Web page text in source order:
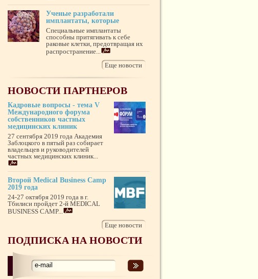
Ученые разработали
имплантаты, которые
Специальные имплантаты
способны притягивать к себе
раковые клетки, предотвращая их
распространение...
Еще новости
НОВОСТИ ПАРТНЕРОВ
Кадровые вопросы - тема V
Международного форума
собственников частных
медицинских клиник
27 сентября 2019 года Академия
Заблоцкого в пятый раз собирает
владельцев и руководителей
частных медицинских клиник...
Второй Medical Business Camp
2019 года
24-27 октября 2019 года в г.
Тбилиси пройдет 2-й MEDICAL
BUSINESS CAMP...
Еще новости
ПОДПИСКА НА НОВОСТИ